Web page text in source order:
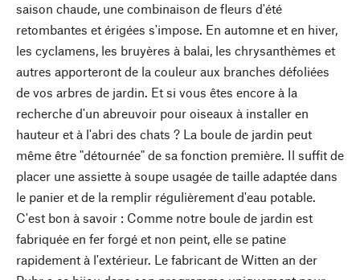
saison chaude, une combinaison de fleurs d'été
retombantes et érigées s'impose. En automne et en hiver,
les cyclamens, les bruyères à balai, les chrysanthèmes et
autres apporteront de la couleur aux branches défoliées
de vos arbres de jardin. Et si vous êtes encore à la
recherche d'un abreuvoir pour oiseaux à installer en
hauteur et à l'abri des chats ? La boule de jardin peut
même être "détournée" de sa fonction première. Il suffit de
placer une assiette à soupe usagée de taille adaptée dans
le panier et de la remplir régulièrement d'eau potable.
C'est bon à savoir : Comme notre boule de jardin est
fabriquée en fer forgé et non peint, elle se patine
rapidement à l'extérieur. Le fabricant de Witten an der